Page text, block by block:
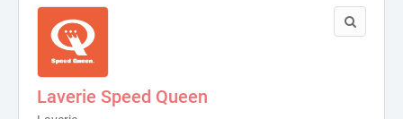
Laverie Speed Queen